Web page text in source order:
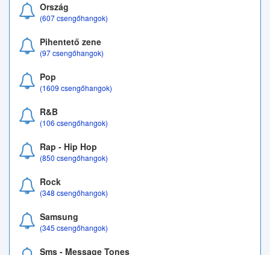
Ország
(607 csengőhangok)
Pihentető zene
(97 csengőhangok)
Pop
(1609 csengőhangok)
R&B
(106 csengőhangok)
Rap - Hip Hop
(850 csengőhangok)
Rock
(348 csengőhangok)
Samsung
(345 csengőhangok)
Sms - Message Tones